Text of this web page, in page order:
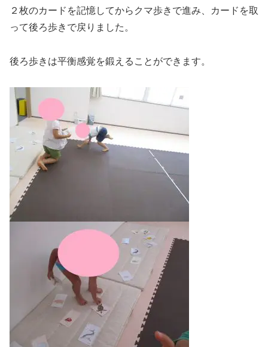
２枚のカードを記憶してからクマ歩きで進み、カードを取
って後ろ歩きで戻りました。
後ろ歩きは平衡感覚を鍛えることができます。